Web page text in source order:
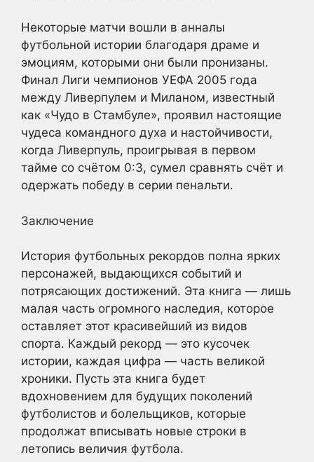
Некоторые матчи вошли в анналы
футбольной истории благодаря драме и
эмоциям, которыми они были пронизаны.
Финал Лиги чемпионов УЕФА 2005 года
между Ливерпулем и Миланом, известный
как «Чудо в Стамбуле», проявил настоящие
чудеса командного духа и настойчивости,
когда Ливерпуль, проигрывая в первом
тайме со счётом 0:3, сумел сравнять счёт и
одержать победу в серии пенальти.
Заключение
История футбольных рекордов полна ярких
персонажей, выдающихся событий и
потрясающих достижений. Эта книга — лишь
малая часть огромного наследия, которое
оставляет этот красивейший из видов
спорта. Каждый рекорд — это кусочек
истории, каждая цифра — часть великой
хроники. Пусть эта книга будет
вдохновением для будущих поколений
футболистов и болельщиков, которые
продолжат вписывать новые строки в
летопись величия футбола.